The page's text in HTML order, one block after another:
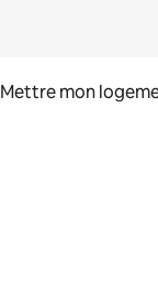
Mettre mon